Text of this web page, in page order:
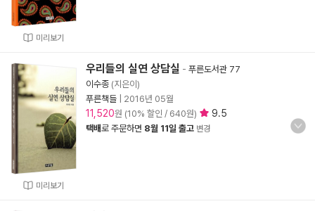
미리보기
미리보기
우리들의 실연 상담실 - 푸른도서관 77
이수종 (지은이)
푸른책들
2016년 05월
11,520원 (10% 할인 / 640원) 9.5
택배로 주문하면 8월 11일 출고 변경